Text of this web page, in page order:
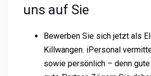
uns auf Sie
Bewerben Sie sich jetzt als
Killwangen. iPersonal
sowie persönlich – denn